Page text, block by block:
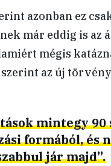
azonban ez
már eddig is az
mégis
az új törvény
mintegy
formából, és
jár majd”.